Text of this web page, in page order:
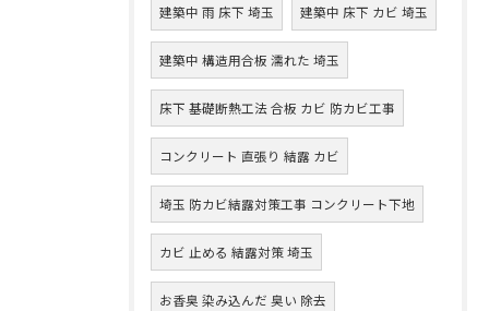
建築中 雨 床下 埼玉 建築中 床下 カビ 埼玉
建築中 構造用合板 濡れた 埼玉
床下 基礎断熱工法 合板 カビ 防カビ工事
コンクリート 直張り 結露 カビ
埼玉 防カビ結露対策工事 コンクリート下地
カビ 止める 結露対策 埼玉
お香臭 染み込んだ 臭い 除去